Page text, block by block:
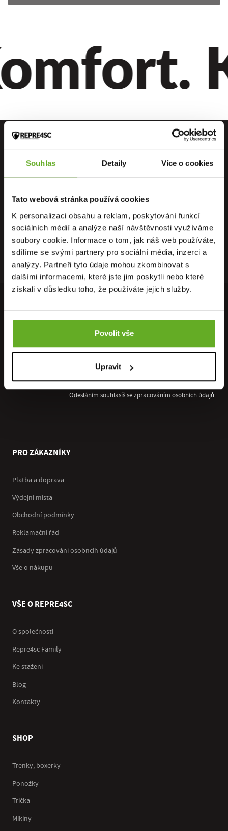
Souhlas Detaily Více o cookies
Tato webová stránka používá cookies
K personalizaci obsahu a reklam, poskytování funkcí
sociálních médií a analýze naší návštěvnosti využíváme
soubory cookie. Informace o tom, jak náš web používáte,
sdílíme se svými partnery pro sociální média, inzerci a
analýzy. Partneři tyto údaje mohou zkombinovat s
dalšími informacemi, které jste jim poskytli nebo které
získali v důsledku toho, že používáte jejich služby.
Povolit vše
Upravit
PŘÍMO OD
OSOBNÍ
DOPRAVA
RYCHLÉ
DORUČENÍ
ZÁRUKA
VRÁCENÍ
RECENZE
HEUREKA
PŘIPOJ SE K NAŠEMU NEWSLETTERU
Neunikne Ti nic z nejnovějších akcí, nabídek, slevových kupónů,
Odesláním souhlasíš sezpracováním osobních údajů.
PRO ZÁKAZNÍKY
Platba a doprava
Výdejní místa
Obchodní podmínky
Reklamační řád
Zásady zpracování osobncíh údajů
Vše o nákupu
VŠE O REPRE4SC
O společnosti
Repre4sc Family
Ke stažení
Blog
Kontakty
SHOP
Trenky, boxerky
Ponožky
Trička
Mikiny